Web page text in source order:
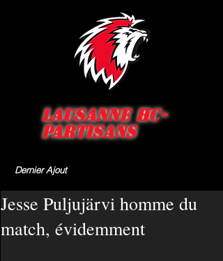
Lausanne HC-
Partisans
Dernier Ajout
Jesse Puljujärvi homme du
match, évidemment